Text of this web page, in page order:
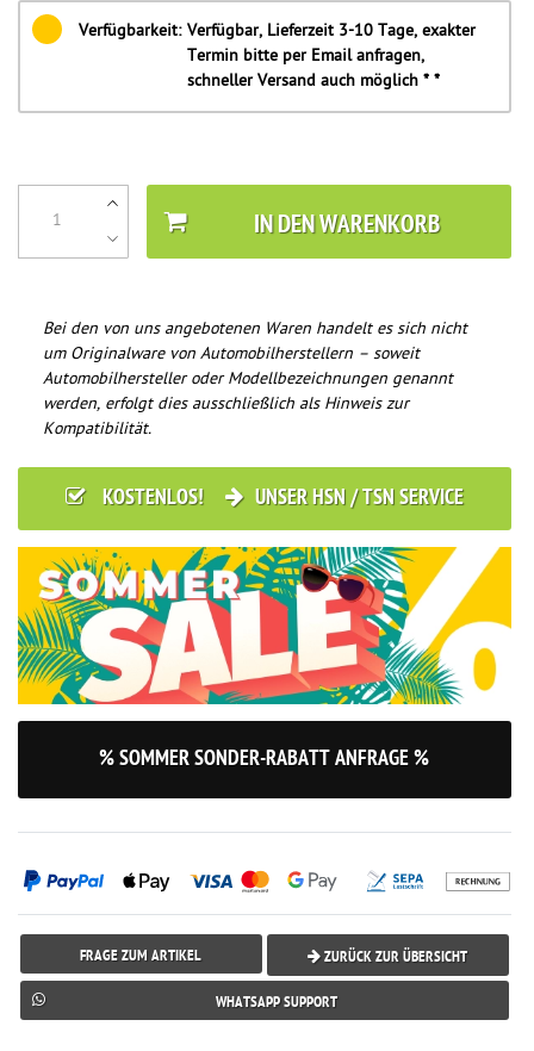
Verfügbarkeit: Verfügbar, Lieferzeit 3-10 Tage, exakter
Termin bitte per Email anfragen,
schneller Versand auch möglich * *
IN DEN WARENKORB
Bei den von uns angebotenen Waren handelt es sich nicht
um Originalware von Automobilherstellern – soweit
Automobilhersteller oder Modellbezeichnungen genannt
werden, erfolgt dies ausschließlich als Hinweis zur
Kompatibilität.
KOSTENLOS! UNSER HSN / TSN SERVICE
% SOMMER SONDER-RABATT ANFRAGE %
FRAGE ZUM ARTIKEL ZURÜCK ZUR ÜBERSICHT
WHATSAPP SUPPORT